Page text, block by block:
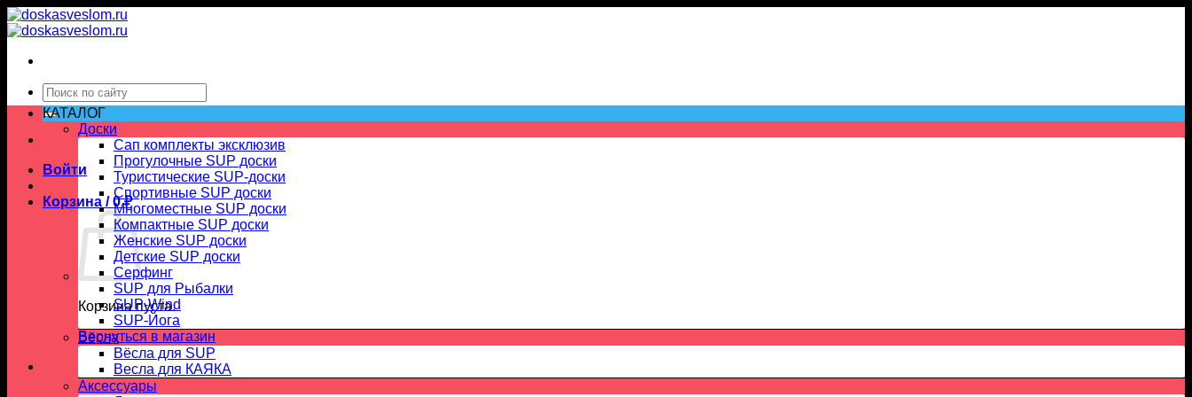
Skip
to
Искать:
Войти
Корзина /0₽
Корзина пуста.
Вернуться в магазин
КАТАЛОГ
Доски
Сап комплекты эксклюзив
Прогулочные SUP доски
Туристические SUP-доски
Спортивные SUP доски
Многоместные SUP доски
Компактные SUP доски
Женские SUP доски
Детские SUP доски
Серфинг
SUP для Рыбалки
SUP-Wind
SUP-Йога
Вёсла
Вёсла для SUP
Весла для КАЯКА
Аксессуары